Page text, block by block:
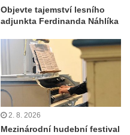
Objevte tajemství lesního
adjunkta Ferdinanda Náhlíka
2. 8. 2026
Mezinárodní hudební festival